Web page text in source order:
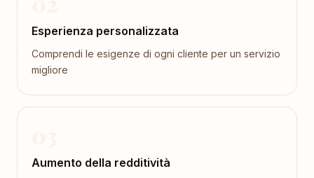
Esperienza personalizzata
Comprendi le esigenze di ogni cliente per un servizio
migliore
Aumento della redditività